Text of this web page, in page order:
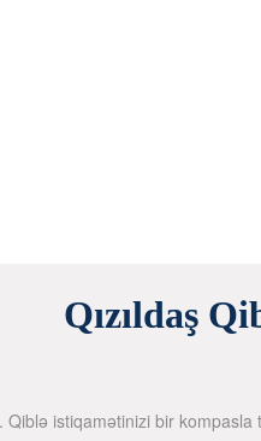
Qızıldaş
istiqamətinizi bir kompasla